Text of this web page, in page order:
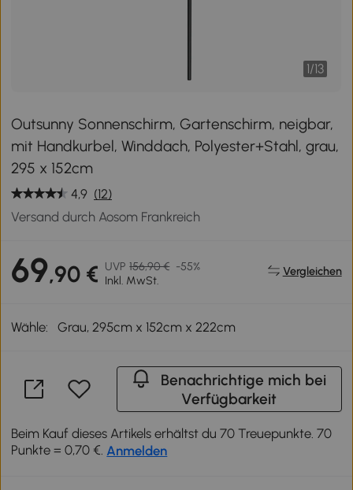
1/13
Outsunny Sonnenschirm, Gartenschirm, neigbar,
mit Handkurbel, Winddach, Polyester+Stahl, grau,
295 x 152cm
4,9 (12)
Versand durch Aosom Frankreich
69,90 € UVP 156,90 € -55%
Inkl. MwSt.
Vergleichen
Wähle: Grau, 295cm x 152cm x 222cm
Benachrichtige mich bei
Verfügbarkeit
Beim Kauf dieses Artikels erhältst du 70 Treuepunkte. 70
Punkte = 0,70 €. Anmelden